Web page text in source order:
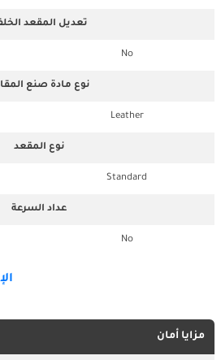
تعديل المقعد
No
نوع مادة صنع
Leather
نوع المقعد
Standard
عداد السرعة
No
مزايا أمان